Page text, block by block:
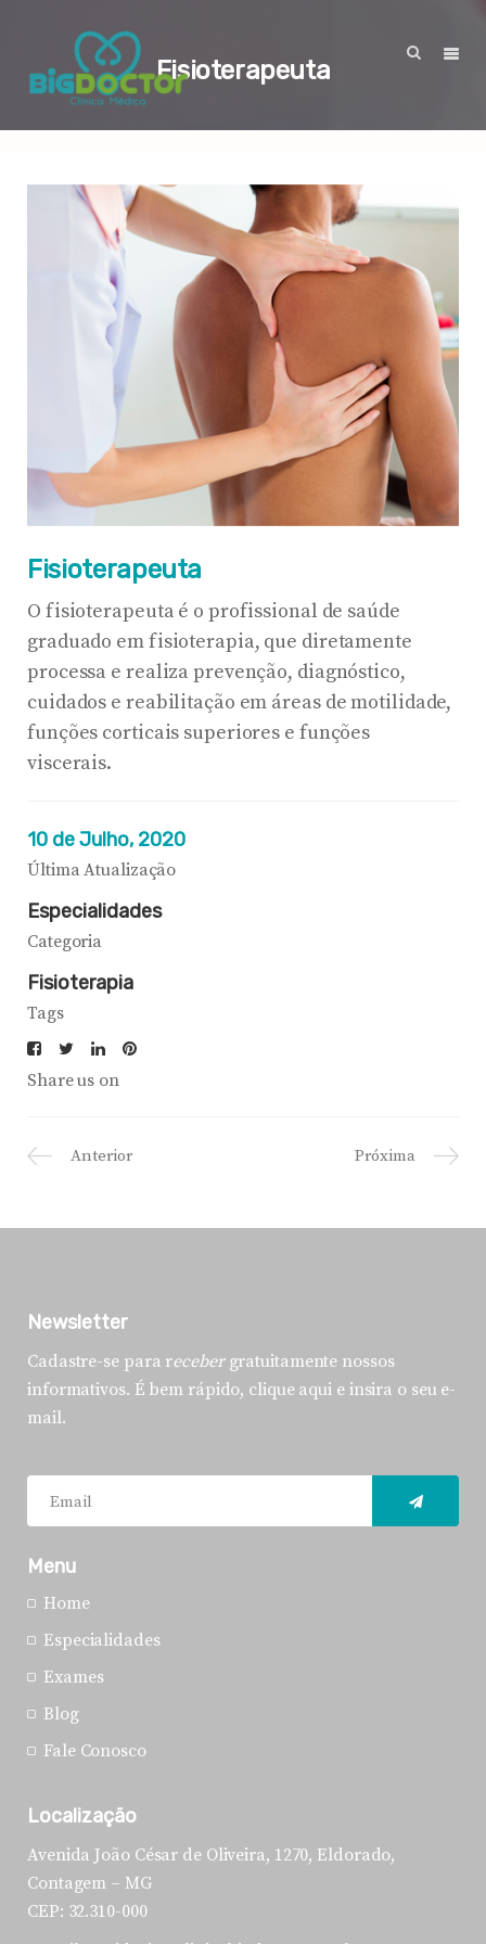
Fisioterapeuta
Fisioterapeuta
O fisioterapeuta é o profissional de saúde
graduado em fisioterapia, que diretamente
processa e realiza prevenção, diagnóstico,
cuidados e reabilitação em áreas de motilidade,
funções corticais superiores e funções
viscerais.
10 de Julho, 2020
Última Atualização
Especialidades
Categoria
Fisioterapia
Tags
Share us on
Anterior Próxima
Newsletter
Cadastre-se para recebergratuitamente nossos
informativos. É bem rápido, clique aqui e insira o seu e-
mail.
Menu
Home
Especialidades
Exames
Blog
Fale Conosco
Localização
Avenida João César de Oliveira, 1270, Eldorado,
Contagem – MG
CEP: 32.310-000